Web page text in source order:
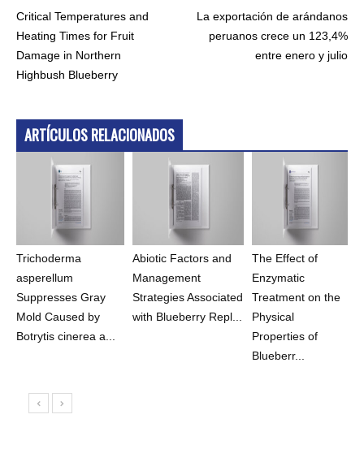
Critical Temperatures and
Heating Times for Fruit
Damage in Northern
Highbush Blueberry
La exportación de arándanos
peruanos crece un 123,4%
entre enero y julio
ARTÍCULOS RELACIONADOS
Trichoderma
asperellum
Suppresses Gray
Mold Caused by
Botrytis cinerea a...
Abiotic Factors and
Management
Strategies Associated
with Blueberry Repl...
The Effect of
Enzymatic
Treatment on the
Physical
Properties of
Blueberr...